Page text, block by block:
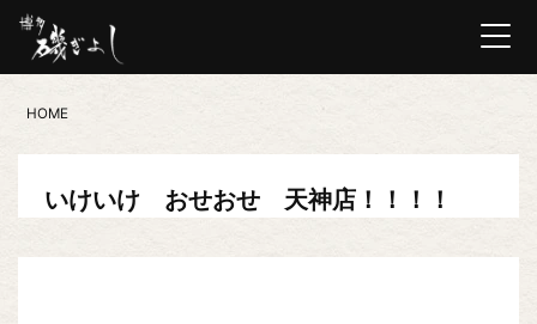
HOME
いけいけ おせおせ 天神店！！！！